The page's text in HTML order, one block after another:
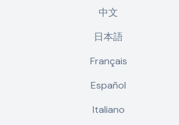
中文
日本語
Français
Español
Italiano